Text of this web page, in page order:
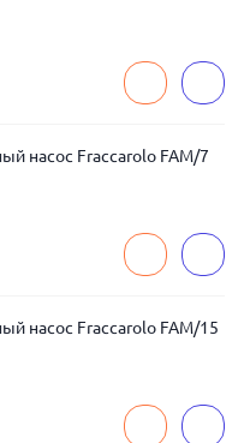
насос Fraccarolo FAM/7
насос Fraccarolo FAM/15